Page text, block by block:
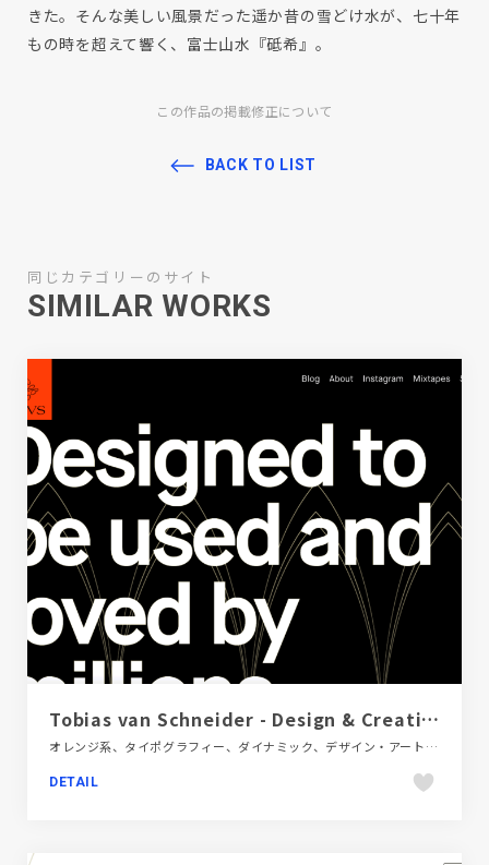
きた。そんな美しい風景だった遥か昔の雪どけ水が、七十年
もの時を超えて響く、富士山水『砥希』。
この作品の掲載修正について
BACK TO LIST
同じカテゴリーのサイト
SIMILAR WORKS
Tobias van Schneider - Design & Creative Direction
オレンジ系、タイポグラフィー、ダイナミック、デザイン・アート・音楽・文芸、ブラック系 、ポートフォリオ、海外サイト
DETAIL